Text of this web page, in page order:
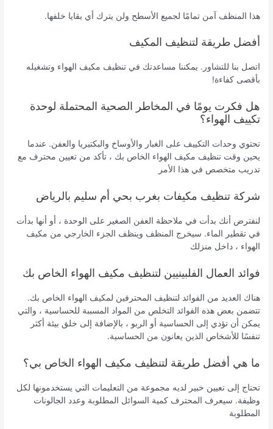
هذا المنظف آمن تمامًا لجميع الأسطح ولن يترك أي بقايا خلفها.
أفضل طريقة لتنظيف المكيف
اتصل بنا للتشاور. يمكننا مساعدتك في تنظيف مكيف الهواء وتشغيله
بأقصى كفاءة!
هل فكرت يومًا في المخاطر الصحية المحتملة لوحدة
تكييف الهواء؟
تحتوي وحدات التكييف على الغبار والأوساخ والبكتيريا والعفن. عندما
يحين وقت تنظيف مكيف الهواء الخاص بك ، تأكد من تعيين محترف مع
تدريب متخصص في هذا الأمر
شركة تنظيف مكيفات بغرب بحي أم سليم بالرياض
لنفترض أنك بدأت في ملاحظة العفن الصغير على الوحدة ، أو أنها بدأت
في تقطير الماء. سيخرج المنظف وينظف الجزء الخارجي من مكيف
الهواء ، داخل منزلك
فوائد العمال الفلبينيين لتنظيف مكيف الهواء الخاص بك
هناك العديد من الفوائد لتنظيف المحترفين لمكيف الهواء الخاص بك.
تتضمن بعض هذه الفوائد التخلص من المواد المسببة للحساسية ، والتي
يمكن أن تؤدي إلى الحساسية أو الربو ، بالإضافة إلى خلق بيئة أكثر
تنفسًا للأشخاص الذين يعانون من الحساسية.
ما هي أفضل طريقة لتنظيف مكيف الهواء الخاص بي؟
تحتاج إلى تعيين خبير لديه مجموعة من التعليمات التي يستخدمونها لكل
وظيفة. سيعرف المحترف كمية السوائل المطلوبة وعدد الجالونات
المطلوبة